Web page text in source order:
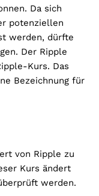
Da sich
potenziellen
werden, dürfte
Der Ripple
Kurs. Das
Bezeichnung für
von Ripple zu
Kurs ändert
werden.